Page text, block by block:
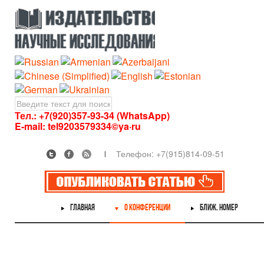
Тел.: +7(920)357-93-34 (WhatsApp)
E-mail: tel9203579334©ya·ru
Телефон: +7(915)814-09-51
ГЛАВНАЯ О КОНФЕРЕНЦИИ БЛИЖ. НОМЕР